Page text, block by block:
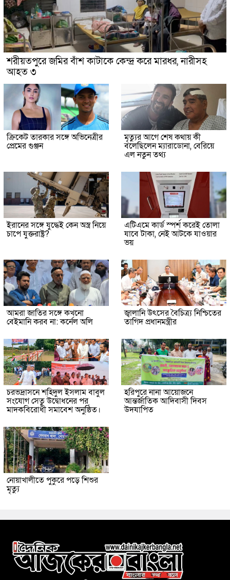
শরীয়তপুরে জমির বাঁশ কাটাকে কেন্দ্র করে মারধর, নারীসহ
আহত ৩
ক্রিকেট তারকার সঙ্গে অভিনেত্রীর
প্রেমের গুঞ্জন
মৃত্যুর আগে শেষ কথায় কী
বলেছিলেন ম্যারাডোনা, বেরিয়ে
এল নতুন তথ্য
ইরানের সঙ্গে যুদ্ধেই কেন অস্ত্র নিয়ে
চাপে যুক্তরাষ্ট্র?
এটিএমে কার্ড স্পর্শ করেই তোলা
যাবে টাকা, নেই আটকে যাওয়ার
ভয়
আমরা জাতির সঙ্গে কখনো
বেইমানি করব না: কর্নেল অলি
জ্বালানি উৎসের বৈচিত্র্য নিশ্চিতের
তাগিদ প্রধানমন্ত্রীর
চরভদ্রাসনে শহিদুল ইসলাম বাবুল
সংযোগ সেতু উদ্বোধনের পর
মাদকবিরোধী সমাবেশ অনুষ্ঠিত।
হরিপুরে নানা আয়োজনে
আন্তর্জাতিক আদিবাসী দিবস
উদযাপিত
নোয়াখালীতে পুকুরে পড়ে শিশুর
মৃত্যু